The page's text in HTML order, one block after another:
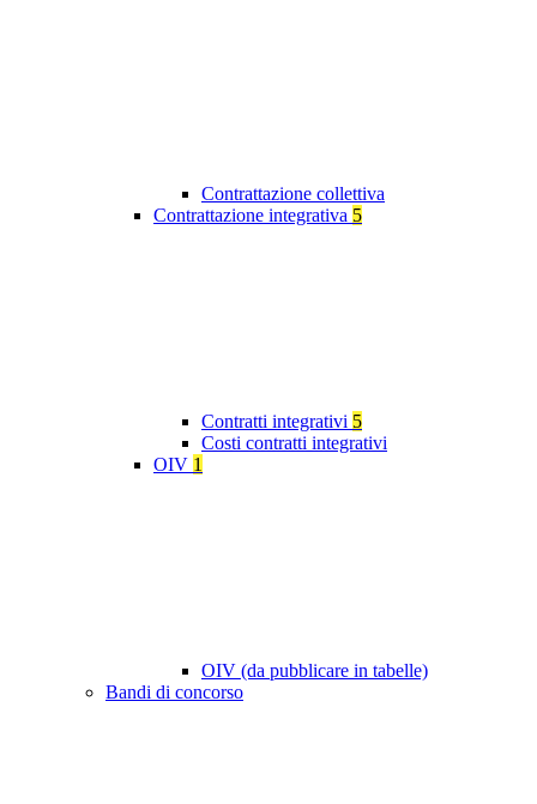
Contrattazione collettiva
Contrattazione integrativa 5
Contratti integrativi 5
Costi contratti integrativi
OIV 1
OIV (da pubblicare in tabelle)
Bandi di concorso